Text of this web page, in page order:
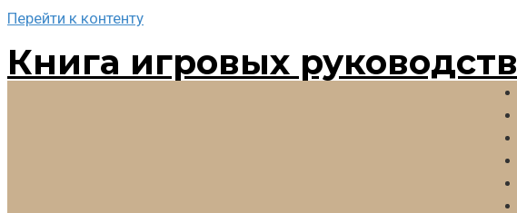
Перейти к контенту
Книга игровых руководств